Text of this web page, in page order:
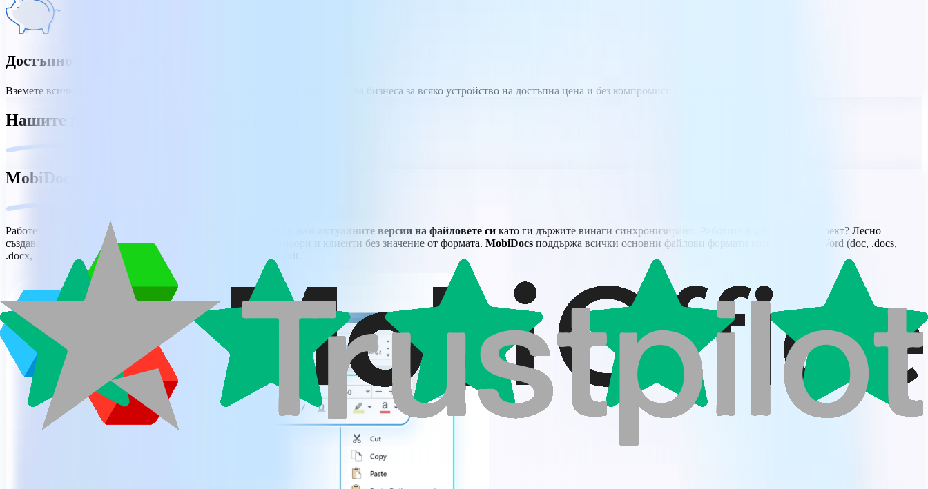
Достъпност и гъвкавост
Вземете всички необходими офис приложения за ефективно управление на бизнеса за всяко устройство на достъпна цена и без компромиси в качеството.
Нашите предложения за малкия бизнес
MobiDocs
Работете безпроблемно на настолни и мобилни устройства с най-актуалните версии на файловете си като ги държите винаги синхронизирани. Работите върху екипен проект? Лесно
създавайте, редактирайте и споделяйте с вашия екип, партньори и клиенти без значение от формата. MobiDocs поддържа всички основни файлови формати като Microsoft Word (doc, .docs,
.docx, .docm, .dotm), Google Docs, iWork (.Pages), .txt, .rtf, и .odt.